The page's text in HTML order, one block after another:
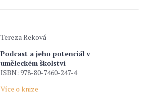
Tereza Reková
Podcast a jeho potenciál v
uměleckém školství
ISBN: 978-80-7460-247-4
Více o knize